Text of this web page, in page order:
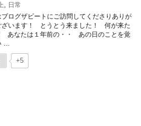
日常
ブログザビートにご訪問してくださりありが
ざいます！ とうとう来ました！ 何が来た
あなたは１年前の・・ あの日のことを覚
…
+5